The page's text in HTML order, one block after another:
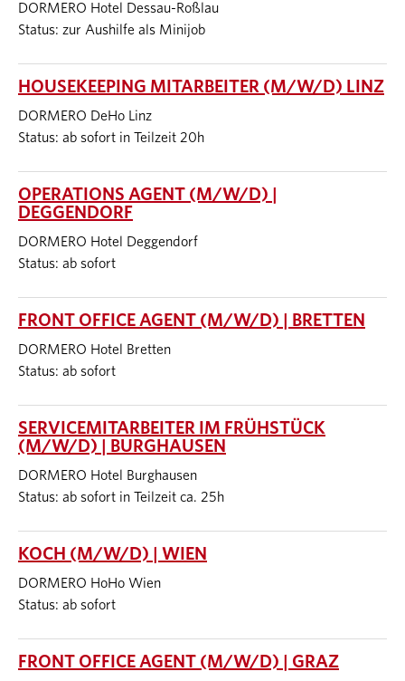
DORMERO Hotel Dessau-Roßlau
Status: zur Aushilfe als Minijob
HOUSEKEEPING MITARBEITER (M/W/D) LINZ
DORMERO DeHo Linz
Status: ab sofort in Teilzeit 20h
OPERATIONS AGENT (M/W/D) |
DEGGENDORF
DORMERO Hotel Deggendorf
Status: ab sofort
FRONT OFFICE AGENT (M/W/D) | BRETTEN
DORMERO Hotel Bretten
Status: ab sofort
SERVICEMITARBEITER IM FRÜHSTÜCK
(M/W/D) | BURGHAUSEN
DORMERO Hotel Burghausen
Status: ab sofort in Teilzeit ca. 25h
KOCH (M/W/D) | WIEN
DORMERO HoHo Wien
Status: ab sofort
FRONT OFFICE AGENT (M/W/D) | GRAZ